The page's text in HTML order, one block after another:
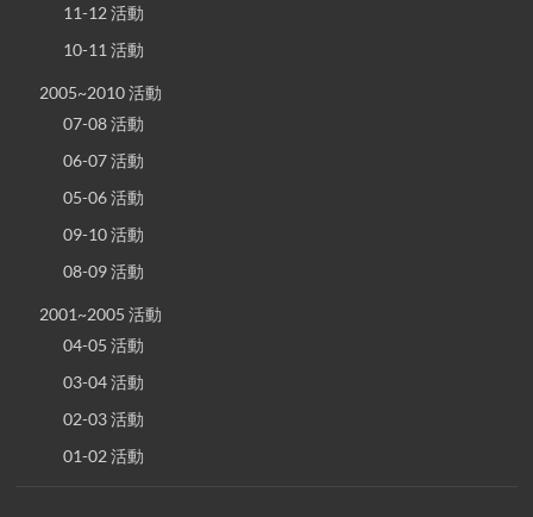
11-12 活動
10-11 活動
2005~2010 活動
07-08 活動
06-07 活動
05-06 活動
09-10 活動
08-09 活動
2001~2005 活動
04-05 活動
03-04 活動
02-03 活動
01-02 活動